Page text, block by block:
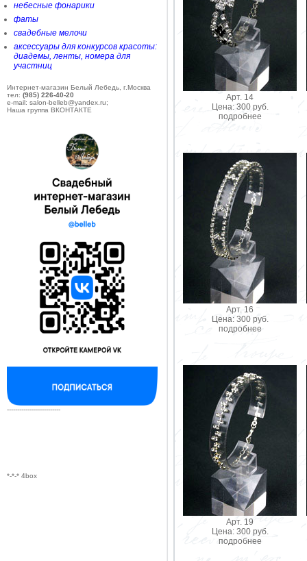
небесные фонарики
фаты
свадебные мелочи
аксессуары для конкурсов красоты:
диадемы, ленты, номера для
участниц
Интернет-магазин Белый Лебедь, г.Москва
тел: (985) 226-40-20
e-mail: salon-belleb@yandex.ru;
Наша группа ВКОНТАКТЕ
--------------------------
*-*-* 4box
Арт. 14
Цена: 300 руб.
подробнее
Арт. 16
Цена: 300 руб.
подробнее
Арт. 19
Цена: 300 руб.
подробнее